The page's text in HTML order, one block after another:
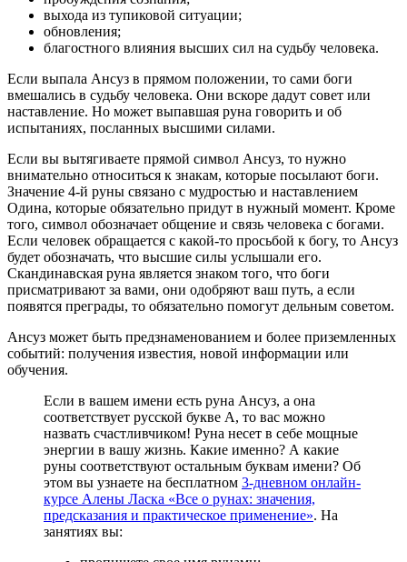
выхода из тупиковой ситуации;
обновления;
благостного влияния высших сил на судьбу человека.
Если выпала Ансуз в прямом положении, то сами боги
вмешались в судьбу человека. Они вскоре дадут совет или
наставление. Но может выпавшая руна говорить и об
испытаниях, посланных высшими силами.
Если вы вытягиваете прямой символ Ансуз, то нужно
внимательно относиться к знакам, которые посылают боги.
Значение 4-й руны связано с мудростью и наставлением
Одина, которые обязательно придут в нужный момент. Кроме
того, символ обозначает общение и связь человека с богами.
Если человек обращается с какой-то просьбой к богу, то Ансуз
будет обозначать, что высшие силы услышали его.
Скандинавская руна является знаком того, что боги
присматривают за вами, они одобряют ваш путь, а если
появятся преграды, то обязательно помогут дельным советом.
Ансуз может быть предзнаменованием и более приземленных
событий: получения известия, новой информации или
обучения.
Если в вашем имени есть руна Ансуз, а она
соответствует русской букве А, то вас можно
назвать счастливчиком! Руна несет в себе мощные
энергии в вашу жизнь. Какие именно? А какие
руны соответствуют остальным буквам имени? Об
этом вы узнаете на бесплатном 3-дневном онлайн-
курсе Алены Ласка «Все о рунах: значения,
предсказания и практическое применение». На
занятиях вы: